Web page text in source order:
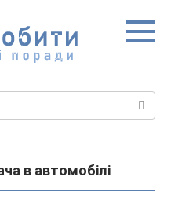
в автомобілі